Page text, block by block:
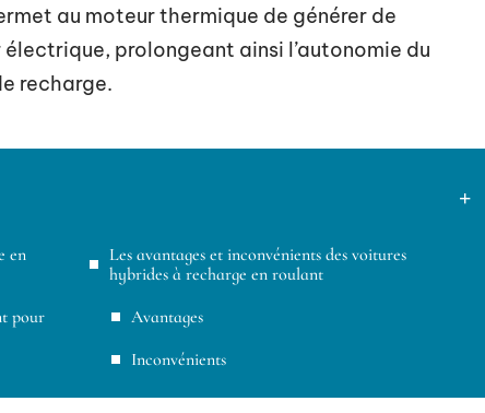
au moteur thermique de générer de
prolongeant ainsi l’autonomie du
recharge.
en
pour
Les avantages et inconvénients des voitures
hybrides à recharge en roulant
Avantages
Inconvénients